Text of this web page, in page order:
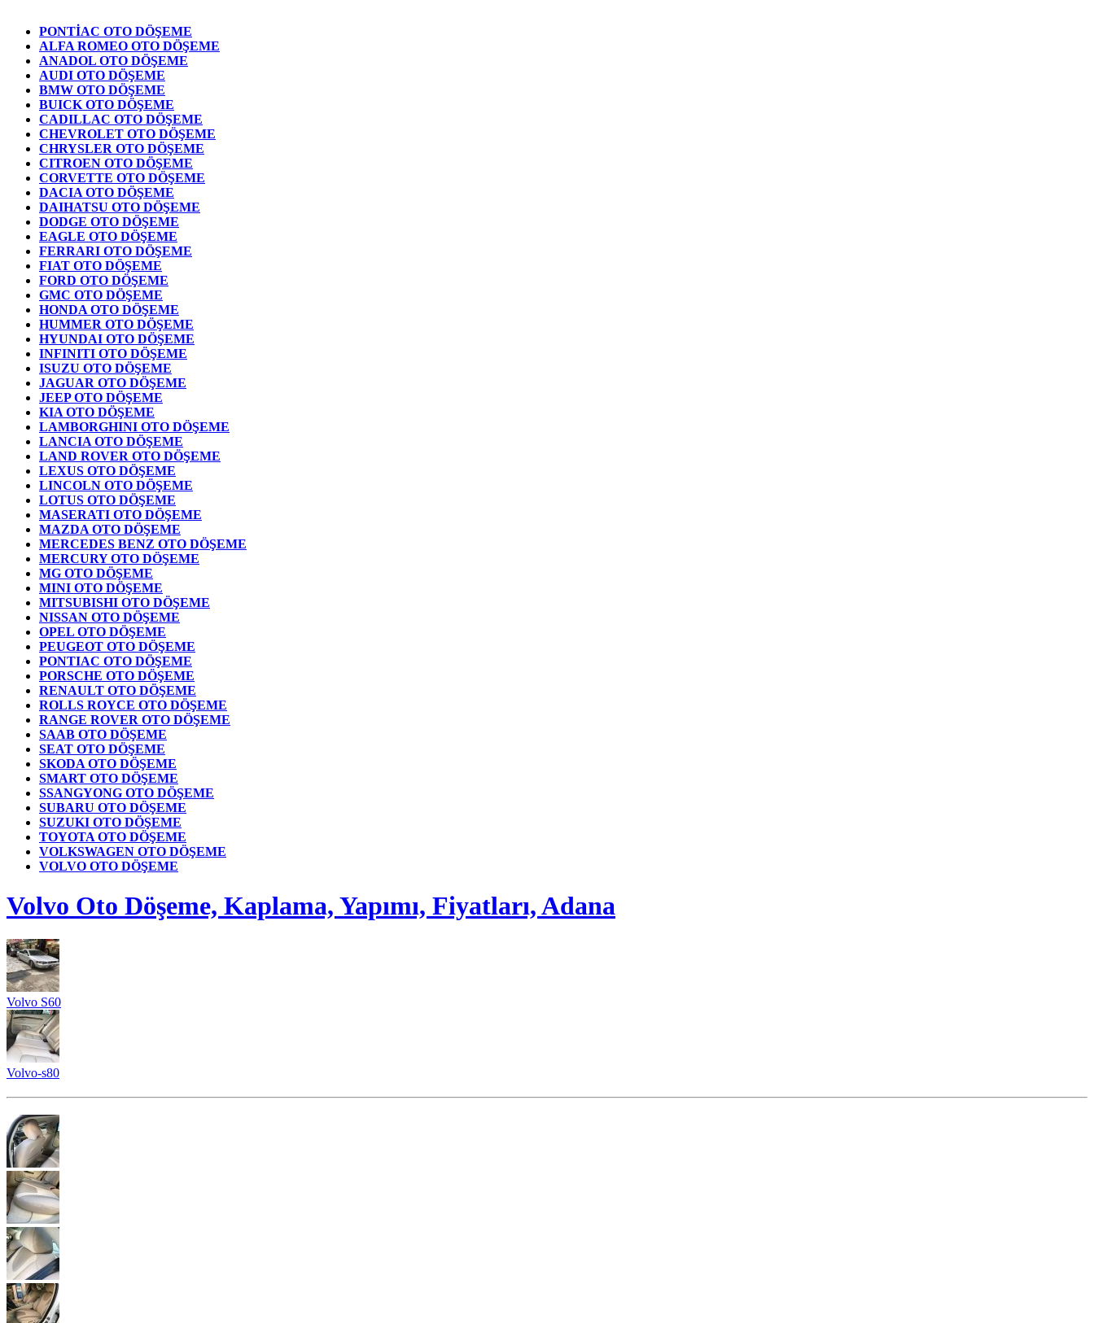
PONTİAC OTO DÖŞEME
ALFA ROMEO OTO DÖŞEME
ANADOL OTO DÖŞEME
AUDI OTO DÖŞEME
BMW OTO DÖŞEME
BUICK OTO DÖŞEME
CADILLAC OTO DÖŞEME
CHEVROLET OTO DÖŞEME
CHRYSLER OTO DÖŞEME
CITROEN OTO DÖŞEME
CORVETTE OTO DÖŞEME
DACIA OTO DÖŞEME
DAIHATSU OTO DÖŞEME
DODGE OTO DÖŞEME
EAGLE OTO DÖŞEME
FERRARI OTO DÖŞEME
FIAT OTO DÖŞEME
FORD OTO DÖŞEME
GMC OTO DÖŞEME
HONDA OTO DÖŞEME
HUMMER OTO DÖŞEME
HYUNDAI OTO DÖŞEME
INFINITI OTO DÖŞEME
ISUZU OTO DÖŞEME
JAGUAR OTO DÖŞEME
JEEP OTO DÖŞEME
KIA OTO DÖŞEME
LAMBORGHINI OTO DÖŞEME
LANCIA OTO DÖŞEME
LAND ROVER OTO DÖŞEME
LEXUS OTO DÖŞEME
LINCOLN OTO DÖŞEME
LOTUS OTO DÖŞEME
MASERATI OTO DÖŞEME
MAZDA OTO DÖŞEME
MERCEDES BENZ OTO DÖŞEME
MERCURY OTO DÖŞEME
MG OTO DÖŞEME
MINI OTO DÖŞEME
MITSUBISHI OTO DÖŞEME
NISSAN OTO DÖŞEME
OPEL OTO DÖŞEME
PEUGEOT OTO DÖŞEME
PONTIAC OTO DÖŞEME
PORSCHE OTO DÖŞEME
RENAULT OTO DÖŞEME
ROLLS ROYCE OTO DÖŞEME
RANGE ROVER OTO DÖŞEME
SAAB OTO DÖŞEME
SEAT OTO DÖŞEME
SKODA OTO DÖŞEME
SMART OTO DÖŞEME
SSANGYONG OTO DÖŞEME
SUBARU OTO DÖŞEME
SUZUKI OTO DÖŞEME
TOYOTA OTO DÖŞEME
VOLKSWAGEN OTO DÖŞEME
VOLVO OTO DÖŞEME
Volvo Oto Döşeme, Kaplama, Yapımı, Fiyatları, Adana
Volvo S60
Volvo-s80